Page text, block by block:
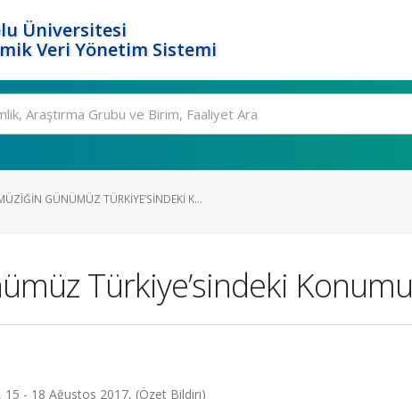
Üniversitesi
Veri Yönetim Sistemi
GÜNÜMÜZ TÜRKIYE’SINDEKI K...
Türkiye’sindeki Konumu
- 18 Ağustos 2017, (Özet Bildiri)